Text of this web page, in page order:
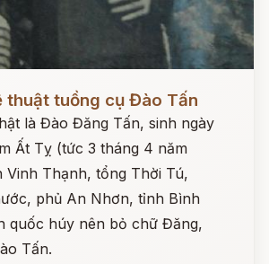
thuật tuồng cụ Đào Tấn
là Đào Đăng Tấn, sinh ngày
Ất Tỵ (tức 3 tháng 4 năm
Vinh Thạnh, tổng Thời Tú,
phủ An Nhơn, tỉnh Bình
quốc húy nên bỏ chữ Đăng,
Tấn.